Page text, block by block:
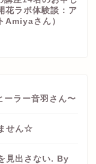
花ラボ体験談：ア
Amiyaさん）
ーラー音羽さん〜
せん☆
見出さない. By